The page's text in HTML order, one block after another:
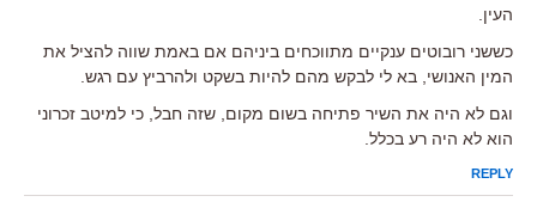
העין.
כששני רובוטים ענקיים מתווכחים ביניהם אם באמת שווה להציל את
המין האנושי, בא לי לבקש מהם להיות בשקט ולהרביץ עם רגש.
וגם לא היה את השיר פתיחה בשום מקום, שזה חבל, כי למיטב זכרוני
הוא לא היה רע בכלל.
REPLY